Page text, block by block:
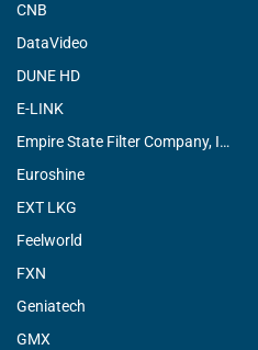
CNB
DataVideo
DUNE HD
E-LINK
Empire State Filter Company, INC.
Euroshine
EXT LKG
Feelworld
FXN
Geniatech
GMX